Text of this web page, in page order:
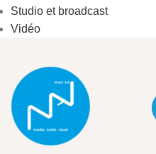
Studio et broadcast
Vidéo